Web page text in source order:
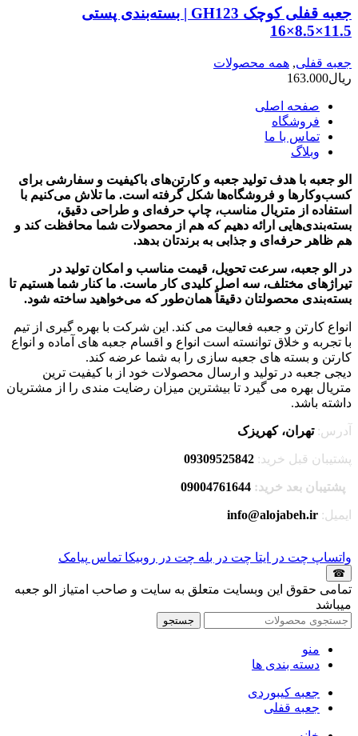
جعبه قفلی کوچک GH123 | بسته‌بندی پستی
11.5×8.5×16
جعبه قفلی, همه محصولات
ریال163.000
صفحه اصلی
فروشگاه
تماس با ما
وبلاگ
الو جعبه با هدف تولید جعبه و کارتن‌های باکیفیت و سفارشی برای
کسب‌وکارها و فروشگاه‌ها شکل گرفته است. ما تلاش می‌کنیم با
استفاده از متریال مناسب، چاپ حرفه‌ای و طراحی دقیق،
بسته‌بندی‌هایی ارائه دهیم که هم از محصولات شما محافظت کند و
هم ظاهر حرفه‌ای و جذابی به برندتان بدهد.
در الو جعبه، سرعت تحویل، قیمت مناسب و امکان تولید در
تیراژهای مختلف، سه اصل کلیدی کار ماست. ما کنار شما هستیم تا
بسته‌بندی محصولتان دقیقاً همان‌طور که می‌خواهید ساخته شود.
انواع کارتن و جعبه فعالیت می کند. این شرکت با بهره گیری از تیم
با تجربه و خلاق توانسته است انواع و اقسام جعبه های آماده و انواع
کارتن و بسته های جعبه سازی را به شما عرضه کند.
دیجی جعبه در تولید و ارسال محصولات خود از با کیفیت ترین
متریال بهره می گیرد تا بیشترین میزان رضایت مندی را از مشتریان
داشته باشد.
آدرس:تهران، کهریزک
پشتیبان قبل خرید: 09309525842
پشتیبان بعد خرید:
ایمیل: info@alojabeh.ir
واتساپ چت در ایتا چت در بله چت در روبیکا تماس پیامک
☎
تمامی حقوق این وبسایت متعلق به سایت و صاحب امتیاز الو جعبه
میباشد
جستجو
منو
دسته بندی ها
جعبه کیبوردی
جعبه قفلی